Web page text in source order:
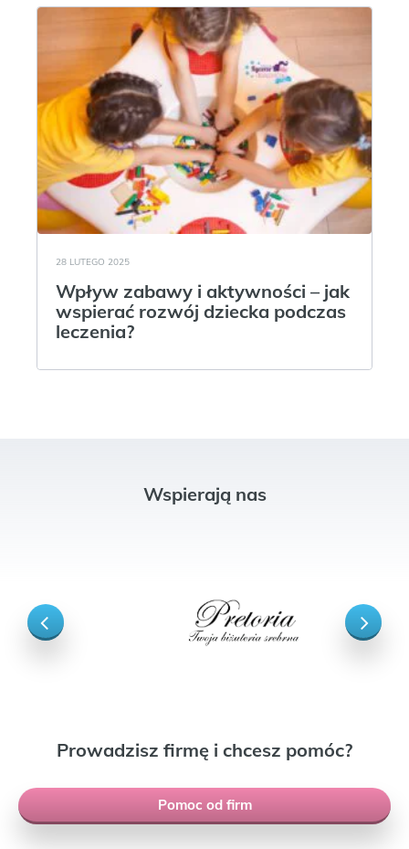
28 LUTEGO 2025
Wpływ zabawy i aktywności – jak
wspierać rozwój dziecka podczas
leczenia?
Wspierają nas
Prowadzisz firmę i chcesz pomóc?
Pomoc od firm